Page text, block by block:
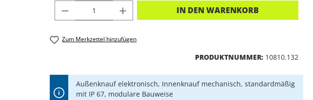
PRODUKT ANZAHL: GIB DEN
IN DEN WARENKORB
Zum Merkzettel hinzufügen
PRODUKTNUMMER: 10810.132
Außenknauf elektronisch, Innenknauf mechanisch, standardmäßig
mit IP 67, modulare Bauweise